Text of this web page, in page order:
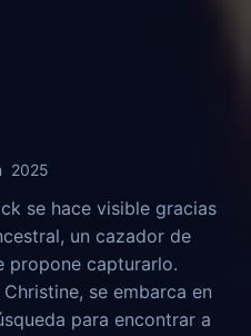
2025
se hace visible gracias
un cazador de
propone capturarlo.
se embarca en
para encontrar a